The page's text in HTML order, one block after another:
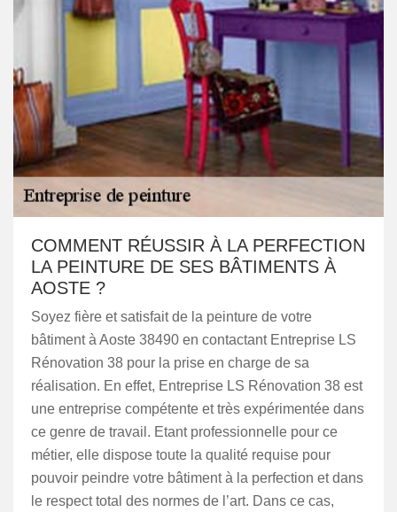
COMMENT RÉUSSIR À LA PERFECTION
LA PEINTURE DE SES BÂTIMENTS À
AOSTE ?
Soyez fière et satisfait de la peinture de votre
bâtiment à Aoste 38490 en contactant Entreprise LS
Rénovation 38 pour la prise en charge de sa
réalisation. En effet, Entreprise LS Rénovation 38 est
une entreprise compétente et très expérimentée dans
ce genre de travail. Etant professionnelle pour ce
métier, elle dispose toute la qualité requise pour
pouvoir peindre votre bâtiment à la perfection et dans
le respect total des normes de l’art. Dans ce cas,